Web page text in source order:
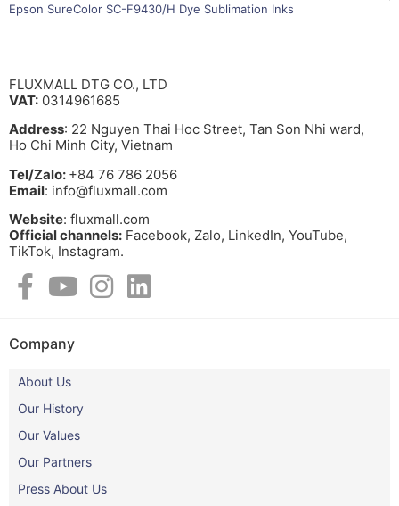
Epson SureColor SC-F9430/H Dye Sublimation Inks
FLUXMALL DTG CO., LTD
VAT: 0314961685
Address: 22 Nguyen Thai Hoc Street, Tan Son Nhi ward,
Ho Chi Minh City, Vietnam
Tel/Zalo: +84 76 786 2056
Email: info@fluxmall.com
Website: fluxmall.com
Official channels: Facebook, Zalo, LinkedIn, YouTube,
TikTok, Instagram.​
Company
About Us
Our History
Our Values
Our Partners
Press About Us